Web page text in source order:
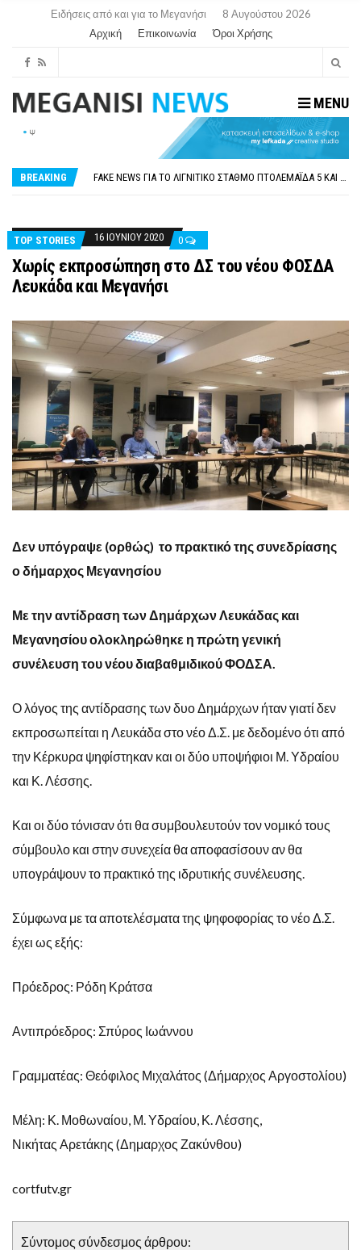
Ειδήσεις από και για το Μεγανήσι
8 Αυγούστου 2026
Αρχική
Επικοινωνία Όροι Χρήσης
MENU
BREAKING
ΠΑΡΑΙΤΉΘΗΚΕ Η ΑΝΤΙΔΉΜΑΡΧΟΣ ΠΟΛΙΤΙΣΜΟΎ ΜΕΓΑΝΗΣΊΟΥ Κ . ΕΥΑΓΓΕΛΊΑ ΜΕΛΆ. Η ΕΠΙΣΤΟΛΉ ΤΗΣ ΠΑΡΑΊΤΗΣΗΣ
FAKE NEWS ΓΙΑ ΤΟ ΛΙΓΝΙΤΙΚΌ ΣΤΑΘΜΌ ΠΤΟΛΕΜΑΪ́ΔΑ 5 ΚΑΙ ΤΗΝ ΕΝΕΡΓΕΙΑΚΉ ΑΣΦΆΛΕΙΑ ΤΗΣ ΧΏΡΑΣ
TOP STORIES
16 ΙΟΥΝΊΟΥ 2020 0
Χωρίς εκπροσώπηση στο ΔΣ του νέου ΦΟΣΔΑ
Λευκάδα και Μεγανήσι
Δεν υπόγραψε (ορθώς) το πρακτικό της συνεδρίασης
ο δήμαρχος Μεγανησίου
Με την αντίδραση των Δημάρχων Λευκάδας και
Μεγανησίου ολοκληρώθηκε η πρώτη γενική
συνέλευση του νέου διαβαθμιδικού ΦΟΔΣΑ.
Ο λόγος της αντίδρασης των δυο Δημάρχων ήταν γιατί δεν
εκπροσωπείται η Λευκάδα στο νέο Δ.Σ. με δεδομένο ότι από
την Κέρκυρα ψηφίστηκαν και οι δύο υποψήφιοι Μ. Υδραίου
και Κ. Λέσσης.
Και οι δύο τόνισαν ότι θα συμβουλευτούν τον νομικό τους
σύμβουλο και στην συνεχεία θα αποφασίσουν αν θα
υπογράψουν το πρακτικό της ιδρυτικής συνέλευσης.
Σύμφωνα με τα αποτελέσματα της ψηφοφορίας το νέο Δ.Σ.
έχει ως εξής:
Πρόεδρος: Ρόδη Κράτσα
Αντιπρόεδρος: Σπύρος Ιωάννου
Γραμματέας: Θεόφιλος Μιχαλάτος (Δήμαρχος Αργοστολίου)
Μέλη: Κ. Μοθωναίου, Μ. Υδραίου, Κ. Λέσσης,
Νικήτας Αρετάκης (Δημαρχος Ζακύνθου)
cortfutv.gr
Σύντομος σύνδεσμος άρθρου: